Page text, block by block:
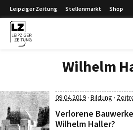
Leipziger Zeitung Stellenmarkt Shop
Wilhelm
09.04.2019· Bildung ·
Verlorene
Wilhelm Haller?